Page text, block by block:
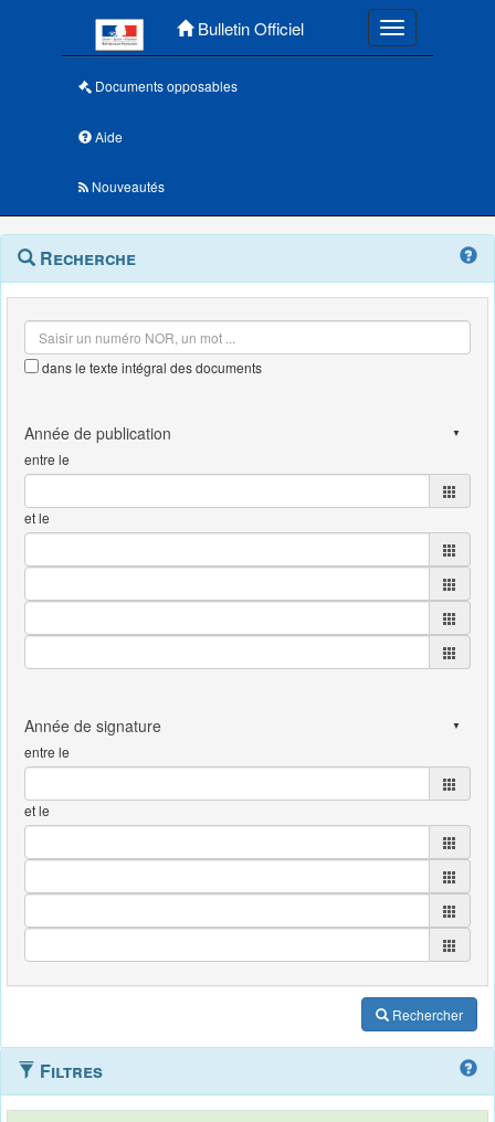
Bulletin Officiel Toggle
Documents opposables
Aide
Nouveautés
Navigation
outils
Menu
contextuel
Recherche
dans le texte intégral des documents
entre le
et le
entre le
et le
Rechercher
Filtres